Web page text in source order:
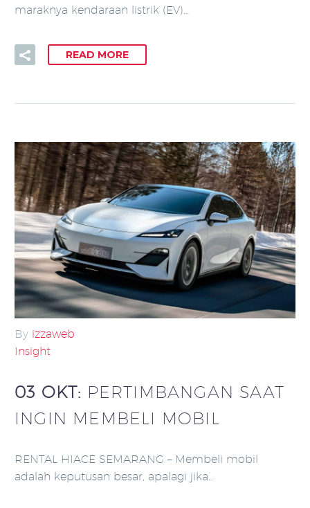
maraknya kendaraan listrik (EV)…
READ MORE
By izzaweb
Insight
03 OKT: PERTIMBANGAN SAAT
INGIN MEMBELI MOBIL
RENTAL HIACE SEMARANG – Membeli mobil
adalah keputusan besar, apalagi jika…